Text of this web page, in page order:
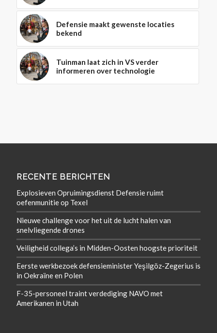
Defensie maakt gewenste locaties
bekend
Tuinman laat zich in VS verder
informeren over technologie
RECENTE BERICHTEN
Explosieven Opruimingsdienst Defensie ruimt
oefenmunitie op Texel
Nieuwe challenge voor het uit de lucht halen van
snelvliegende drones
Veiligheid collega’s in Midden-Oosten hoogste prioriteit
Eerste werkbezoek defensieminister Yeşilgöz-Zegerius is
in Oekraïne en Polen
F-35-personeel traint verdediging NAVO met
Amerikanen in Utah